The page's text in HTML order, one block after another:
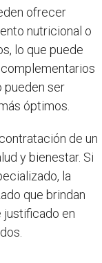
ofrecer
nutricional o
lo que puede
pueden ser
óptimos.
de un
y bienestar. Si
la
que brindan
justificado en